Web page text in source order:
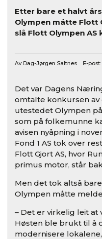
Etter bare et halvt
Olympen måtte Flott
slå Flott Olympen AS
Av Dag-Jørgen Saltnes E-post:
Det var Dagens
omtalte konkursen
utestedet Olympen
som på folkemunne
avisen nyåpning i
Fond 1 AS tok over
Flott Gjort AS, hvor
primus motor, står
Men det tok altså
Olympen måtte
– Det er virkelig leit at
Høsten ble brukt til å
modernisere